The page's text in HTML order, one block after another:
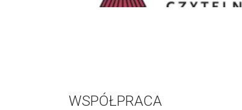
WSPÓŁPRACA